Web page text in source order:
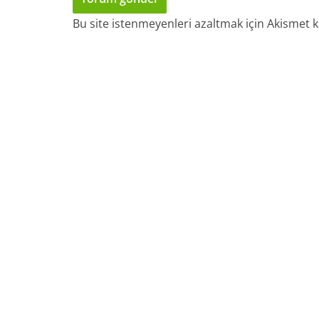
Bu site istenmeyenleri azaltmak için Akismet